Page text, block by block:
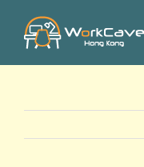
content